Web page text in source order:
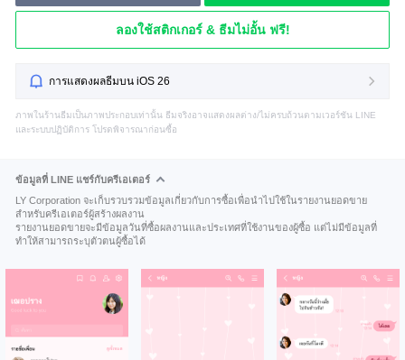
ลองใช้สติกเกอร์ & ธีมไม่อั้น ฟรี!
การแสดงผลธีมบน iOS 26
ภาพในร้านธีมเป็นภาพประกอบเท่านั้น ธีมจริงอาจแสดงผลต่าง/ไม่ครบถ้วนตามเวอร์ชัน LINE
และระบบปฏิบัติการ โปรดพิจารณาก่อนซื้อ
ข้อมูลที่ LINE แชร์กับครีเอเตอร์
LY Corporation จะเก็บรวบรวมข้อมูลเกี่ยวกับการซื้อเพื่อนำไปใช้ในรายงานยอดขาย
สำหรับครีเอเตอร์ผู้สร้างผลงาน
รายงานยอดขายจะมีข้อมูลวันที่ซื้อผลงานและประเทศที่ใช้งานของผู้ซื้อ แต่ไม่มีข้อมูลที่
ทำให้สามารถระบุตัวตนผู้ซื้อได้